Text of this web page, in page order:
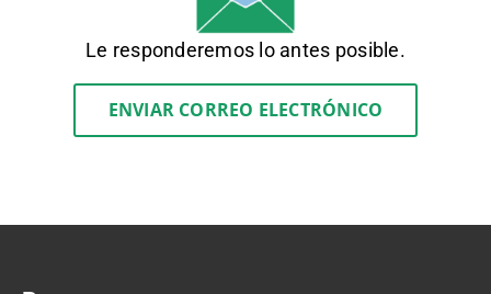
Le responderemos lo antes posible.
ENVIAR CORREO ELECTRÓNICO